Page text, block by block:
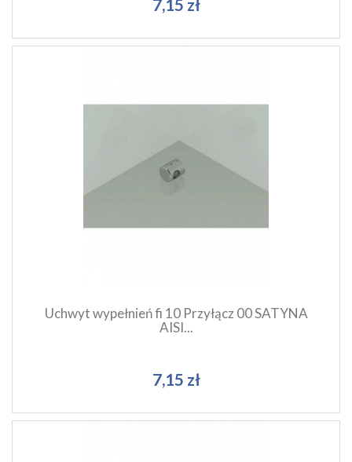
7,15 zł
Dodaj do koszyka
Uchwyt wypełnień fi 10 Przyłącz 00 SATYNA
AISI...
7,15 zł